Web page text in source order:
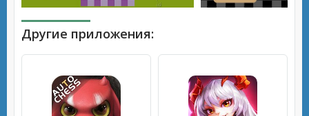
Другие приложения: